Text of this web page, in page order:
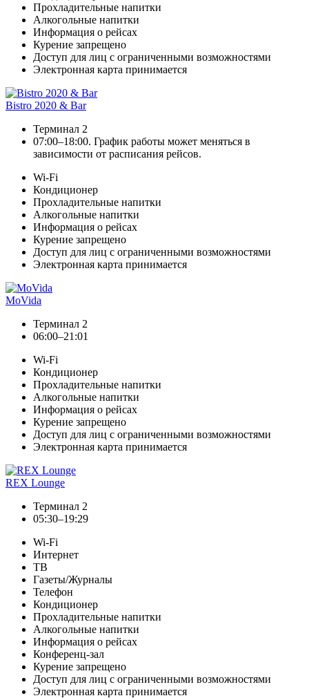
Прохладительные напитки
Алкогольные напитки
Информация о рейсах
Курение запрещено
Доступ для лиц с ограниченными возможностями
Электронная карта принимается
Bistro 2020 & Bar
Терминал 2
07:00–18:00. График работы может меняться в
зависимости от расписания рейсов.
Wi-Fi
Кондиционер
Прохладительные напитки
Алкогольные напитки
Информация о рейсах
Курение запрещено
Доступ для лиц с ограниченными возможностями
Электронная карта принимается
MoVida
Терминал 2
06:00–21:01
Wi-Fi
Кондиционер
Прохладительные напитки
Алкогольные напитки
Информация о рейсах
Курение запрещено
Доступ для лиц с ограниченными возможностями
Электронная карта принимается
REX Lounge
Терминал 2
05:30–19:29
Wi-Fi
Интернет
ТВ
Газеты/Журналы
Телефон
Кондиционер
Прохладительные напитки
Алкогольные напитки
Информация о рейсах
Конференц-зал
Курение запрещено
Доступ для лиц с ограниченными возможностями
Электронная карта принимается